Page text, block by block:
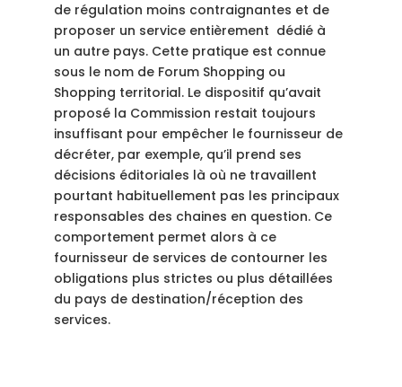
de régulation moins contraignantes et de
proposer un service entièrement dédié à
un autre pays. Cette pratique est connue
sous le nom de Forum Shopping ou
Shopping territorial. Le dispositif qu’avait
proposé la Commission restait toujours
insuffisant pour empêcher le fournisseur de
décréter, par exemple, qu’il prend ses
décisions éditoriales là où ne travaillent
pourtant habituellement pas les principaux
responsables des chaines en question. Ce
comportement permet alors à ce
fournisseur de services de contourner les
obligations plus strictes ou plus détaillées
du pays de destination/réception des
services.